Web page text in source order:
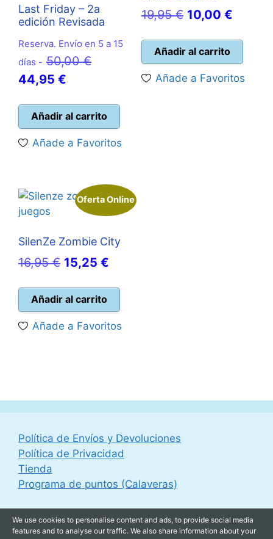
Last Friday – 2a
edición Revisada
Reserva. Envío en 5 a 15
días - 50,00€El
era:
50,00 €.
44,95 €
actual
es:
44,95 €.
Añadir al carrito
Añade a Favoritos
19,95€ El
original
era:
19,95 €.
10,00 €El
es:
10,00
Añadir al carrito
Añade a Favoritos
Oferta Online
SilenZe Zombie City
16,95€ El
original
era:
16,95 €.
15,25 €
es:
15,25 €.
Añadir al carrito
Añade a Favoritos
Política de Envíos y Devoluciones
Política de Privacidad
Tienda
Programa de puntos (Calaveras)
We use cookies to personalise content and ads, to provide social media
features and to analyse our traffic. We also share information about your